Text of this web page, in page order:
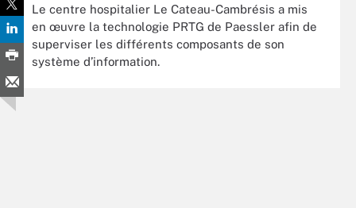
Le centre hospitalier Le Cateau-Cambrésis a mis
en œuvre la technologie PRTG de Paessler afin de
superviser les différents composants de son
système d’information.